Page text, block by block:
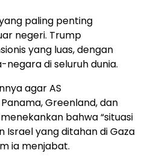
paling penting
negeri. Trump
yang luas, dengan
negara di seluruh dunia.
agar AS
Greenland, dan
bahwa “situasi
Israel yang ditahan di Gaza
ia menjabat.